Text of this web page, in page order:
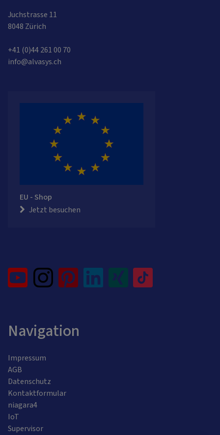
Juchstrasse 11
8048 Zürich
+41 (0)44 261 00 70
info@alvasys.ch
EU - Shop
Jetzt besuchen
Navigation
Impressum
AGB
Datenschutz
Kontaktformular
niagara4
IoT
Supervisor